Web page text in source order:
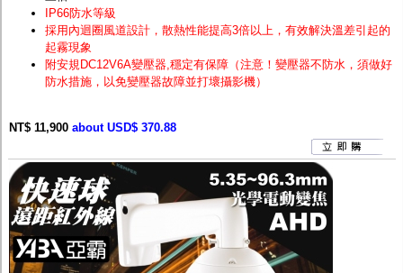
IP66防水等級
採用內迴圈風道設計，散熱性能提高3倍以上，有效解決溫差引起的
起霧現象
附安規DC12V6A變壓器,穩定有保障（注意！變壓器不防水，須做好
防水措施，以免變壓器故障並打壞攝影機）
NT$ 11,900 about USD$ 370.88